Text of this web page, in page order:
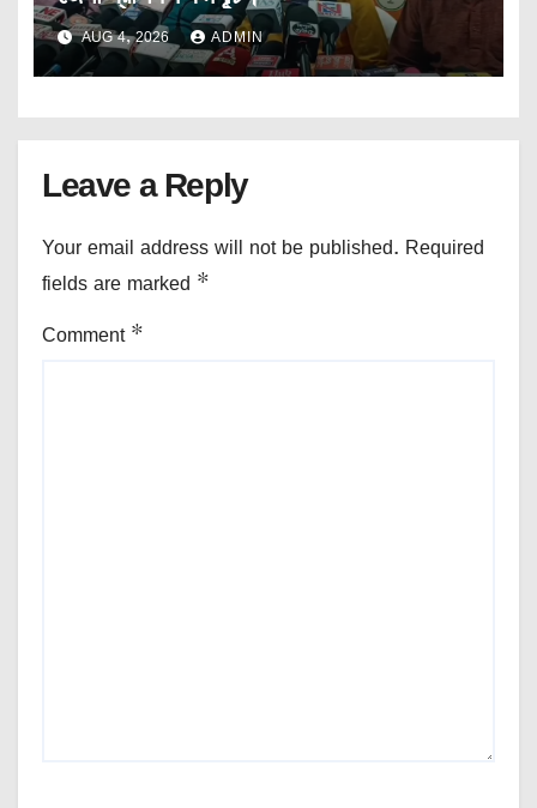
AUG 4, 2026 ADMIN
Leave a Reply
Your email address will not be published. Required
fields are marked *
Comment *